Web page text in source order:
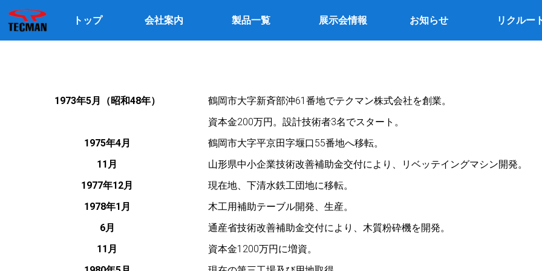
トップ 会社案内 製品一覧 展示会情報 お知らせ リクルー
1973年5月（昭和48年）
鶴岡市大字新斉部沖61番地でテクマン株式会社を創業。
資本金200万円。設計技術者3名でスタート。
1975年4月
鶴岡市大字平京田字堰口55番地へ移転。
11月
山形県中小企業技術改善補助金交付により、リベッテイングマシン開発。
1977年12月
現在地、下清水鉄工団地に移転。
1978年1月
木工用補助テーブル開発、生産。
6月
通産省技術改善補助金交付により、木質粉砕機を開発。
11月
資本金1200万円に増資。